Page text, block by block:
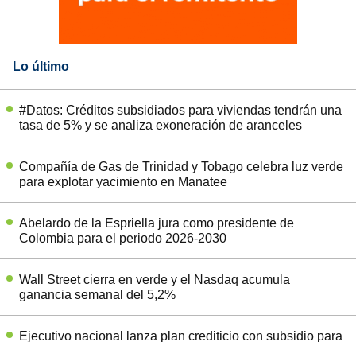
Lo último
#Datos: Créditos subsidiados para viviendas tendrán una
tasa de 5% y se analiza exoneración de aranceles
Compañía de Gas de Trinidad y Tobago celebra luz verde
para explotar yacimiento en Manatee
Abelardo de la Espriella jura como presidente de
Colombia para el periodo 2026-2030
Wall Street cierra en verde y el Nasdaq acumula
ganancia semanal del 5,2%
Ejecutivo nacional lanza plan crediticio con subsidio para